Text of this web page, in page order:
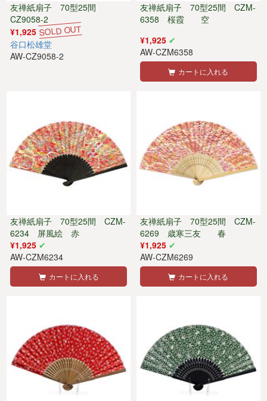
友禅紙扇子 70型25間
CZ9058-2
¥1,925
谷口松雄堂
AW-CZ9058-2
友禅紙扇子 70型25間 CZM-
6358 桜霞 空
¥1,925
AW-CZM6358
カートに入れる
友禅紙扇子 70型25間 CZM-
6234 屏風絵 赤
¥1,925
AW-CZM6234
カートに入れる
友禅紙扇子 70型25間 CZM-
6269 歳寒三友 春
¥1,925
AW-CZM6269
カートに入れる